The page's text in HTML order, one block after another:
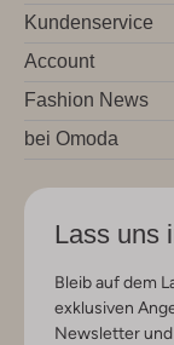
Kundenservice
Account
Fashion News
bei Omoda
Lass uns
Bleib auf dem
exklusiven
Newsletter